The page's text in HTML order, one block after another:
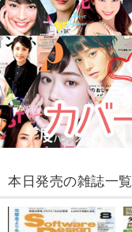
本日発売の雑誌一覧